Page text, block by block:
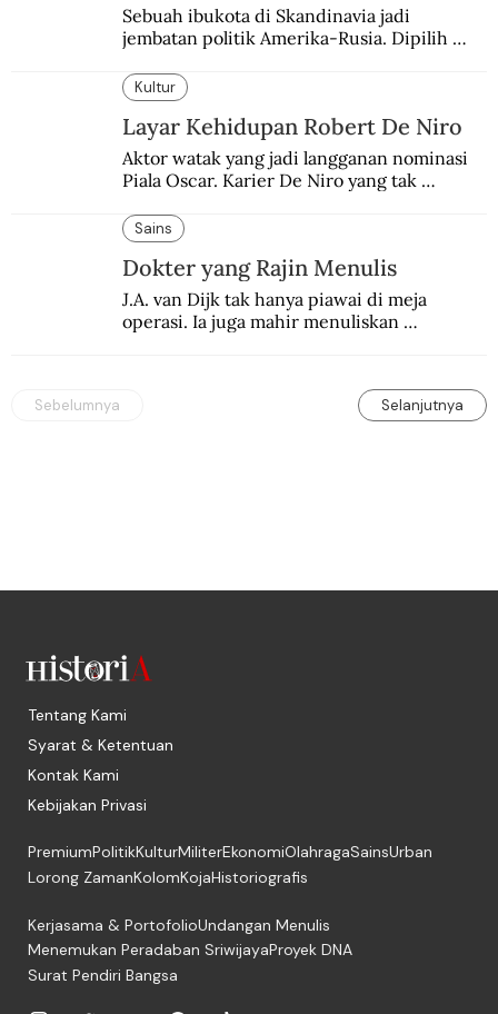
Sebuah ibukota di Skandinavia jadi
jembatan politik Amerika-Rusia. Dipilih
Kultur
Layar Kehidupan Robert De Niro
Aktor watak yang jadi langganan nominasi
Piala Oscar. Karier De Niro yang tak
lebih dari setengah abad.
Sains
Dokter yang Rajin Menulis
J.A. van Dijk tak hanya piawai di meja
operasi. Ia juga mahir menuliskan
Sebelumnya Selanjutnya
Tentang Kami
Syarat & Ketentuan
Kontak Kami
Kebijakan Privasi
PremiumPolitikKulturMiliterEkonomiOlahragaSainsUrban
Lorong ZamanKolomKojaHistoriografis
Kerjasama & PortofolioUndangan Menulis
Menemukan Peradaban SriwijayaProyek DNA
Surat Pendiri Bangsa